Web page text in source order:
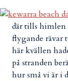
där tills
flygande rävar
här kvällen
på stranden
hur små vi är i